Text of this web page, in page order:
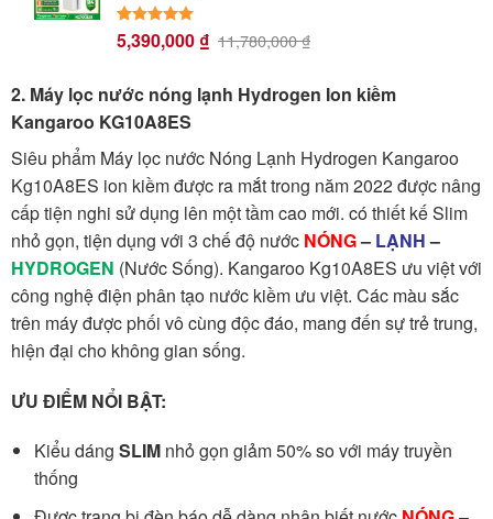
5.00trên 5
dựa trên
23
5,390,000 ₫ 11,780,000₫
2. Máy lọc nước nóng lạnh Hydrogen Ion kiềm
Kangaroo KG10A8ES
Siêu phẩm Máy lọc nước Nóng Lạnh Hydrogen Kangaroo
Kg10A8ES ion kiềm được ra mắt trong năm 2022 được nâng
cấp tiện nghi sử dụng lên một tầm cao mới. có thiết kế Slim
nhỏ gọn, tiện dụng với 3 chế độ nước NÓNG– LẠNH–
HYDROGEN (Nước Sống). Kangaroo Kg10A8ES ưu việt với
công nghệ điện phân tạo nước kiềm ưu việt. Các màu sắc
trên máy được phối vô cùng độc đáo, mang đến sự trẻ trung,
hiện đại cho không gian sống.
ƯU ĐIỂM NỔI BẬT:
Kiểu dáng SLIMnhỏ gọn giảm 50% so với máy truyền
thống